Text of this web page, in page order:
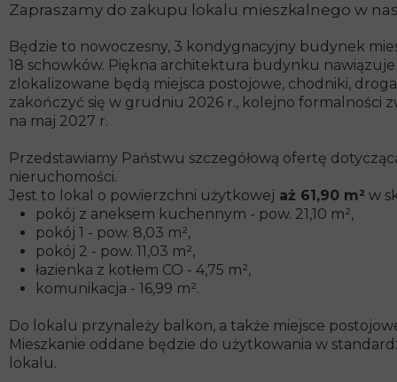
Zapraszamy do zakupu lokalu mieszkalnego w
Będzie to nowoczesny, 3 kondygnacyjny budynek
18 schowków. Piękna architektura budynku
zlokalizowane będą miejsca postojowe, chodniki,
zakończyć się w grudniu 2026 r., kolejno formalności
na maj 2027 r.
Przedstawiamy Państwu szczegółową ofertę
nieruchomości.
Jest to lokal o powierzchni użytkowej aż 61,90 m² w
pokój z aneksem kuchennym - pow. 21,10 m²,
pokój 1 - pow. 8,03 m²,
pokój 2 - pow. 11,03 m²,
łazienka z kotłem CO - 4,75 m²,
komunikacja - 16,99 m².
Do lokalu przynależy balkon, a także miejsce
Mieszkanie oddane będzie do użytkowania w
lokalu.